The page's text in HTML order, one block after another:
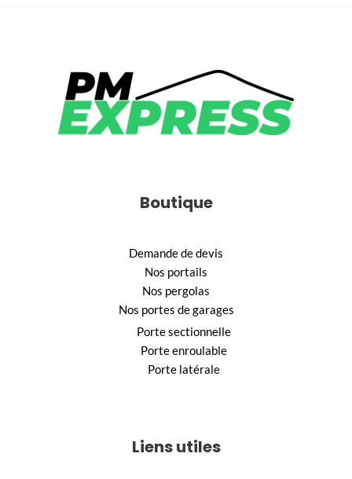
Boutique
Demande de devis
Nos portails
Nos pergolas
Nos portes de garages
Porte sectionnelle
Porte enroulable
Porte latérale
Liens utiles